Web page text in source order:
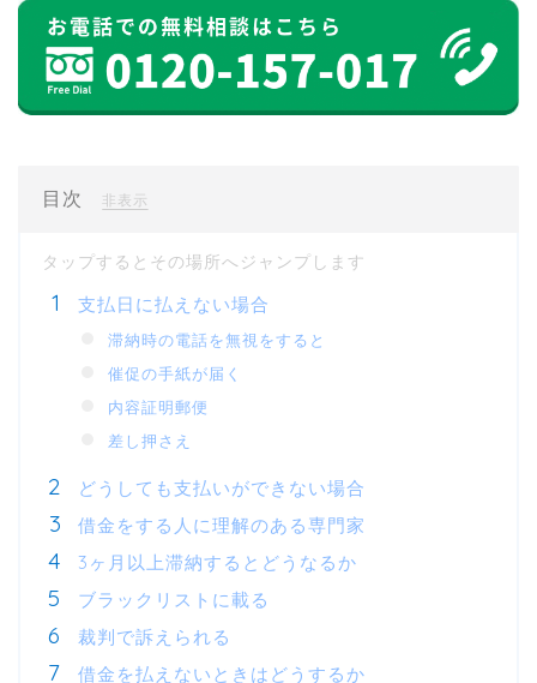
目次 非表示
支払日に払えない場合
滞納時の電話を無視をすると
催促の手紙が届く
内容証明郵便
差し押さえ
どうしても支払いができない場合
借金をする人に理解のある専門家
3ヶ月以上滞納するとどうなるか
ブラックリストに載る
裁判で訴えられる
借金を払えないときはどうするか